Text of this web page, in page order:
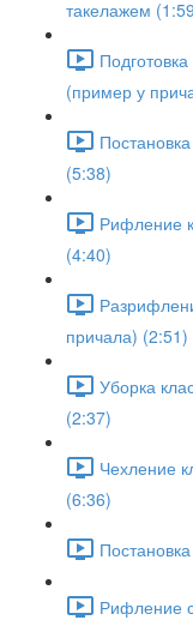
такелажем
Подготовка
(пример у
(5:38)
Рифление
(4:40)
причала) (2:51)
Уборка
(2:37)
Чехление
(6:36)
Рифление